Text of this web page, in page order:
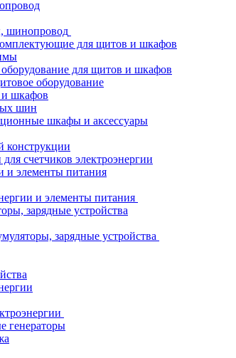
для щитов и шкафов
для щитов и шкафов
оборудование
шкафов
шин
шкафы и аксессуары
счетчиков электроэнергии
и элементы питания
и элементы питания
зарядные устройства
зарядные устройства
генераторы